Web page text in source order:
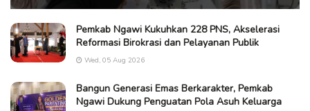
Pemkab Ngawi Kukuhkan 228 PNS, Akselerasi
Reformasi Birokrasi dan Pelayanan Publik
Wed, 05 Aug 2026
Bangun Generasi Emas Berkarakter, Pemkab
Ngawi Dukung Penguatan Pola Asuh Keluarga